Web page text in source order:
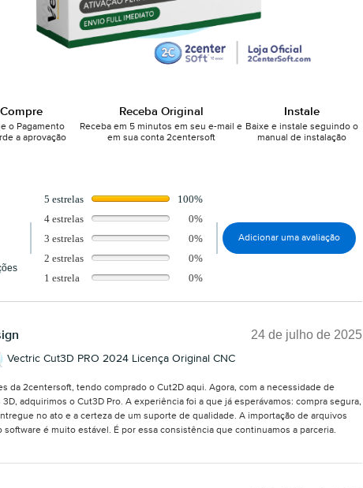
Compre
o Pagamento
a aprovação
Receba Original
Receba em 5 minutos em seu e-mail e
em sua conta 2centersoft
Instale
Baixe e instale seguindo o
manual de instalação
5 estrelas
100%
4 estrelas
0%
3 estrelas
0%
2 estrelas
0%
1 estrela
0%
Adicionar uma avaliação
24 de julho de 2025
Vectric Cut3D PRO 2024 Licença Original CNC
da 2centersoft, tendo comprado o Cut2D aqui. Agora, com a necessidade de
adquirimos o Cut3D Pro. A experiência foi a que já esperávamos: compra segura,
no ato e a certeza de um suporte de qualidade. A importação de arquivos
software é muito estável. É por essa consistência que continuamos a parceria.